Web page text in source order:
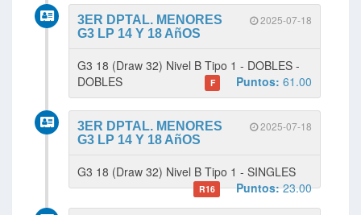
2025-07-18
3ER DPTAL. MENORES
G3 LP 14 Y 18 AñOS
G3 18 (Draw 32) Nivel B Tipo 1 - DOBLES -
DOBLES
F Puntos: 61.00
2025-07-18
3ER DPTAL. MENORES
G3 LP 14 Y 18 AñOS
G3 18 (Draw 32) Nivel B Tipo 1 - SINGLES
R16 Puntos:23.00